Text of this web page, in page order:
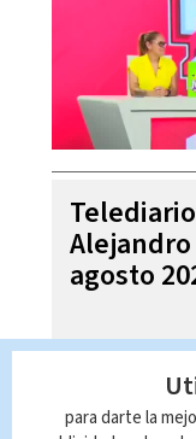
agosto
para darte la